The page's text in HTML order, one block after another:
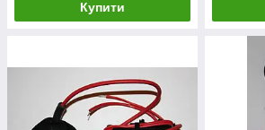
Купити